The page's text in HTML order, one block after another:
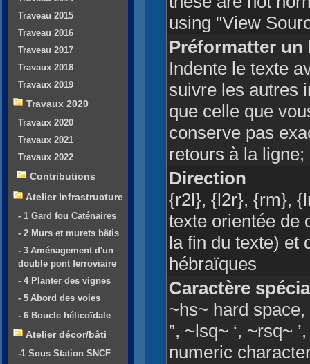
using "View
Préformatter un
Indente le texte
suivre les autres
que celle que
conserve pas
retours à la
Direction
{r2l}, {l2r}, {rm},
texte orientée de
la fin du texte) et
hébraïques
Caractère
~hs~ hard
”, ~lsq~ ‘, ~rsq~
numeric
Traveau 2015
Traveau 2016
Traveau 2017
Travaux 2018
Travaux 2019
Travaux 2020
Travaux 2020
Travaux 2021
Travaux 2022
Contributions
Atelier Infrastructure
- 1 Gard fou Caténaires
- 2 Murs et murets bâtis
- 3 Aménagement d'un
double pont ferroviaire
- 4 Planter des vignes
- 5 Abord des voies
- 6 Boucle hélicoïdale
Atelier décor/bâti
-1 Sous Station SNCF